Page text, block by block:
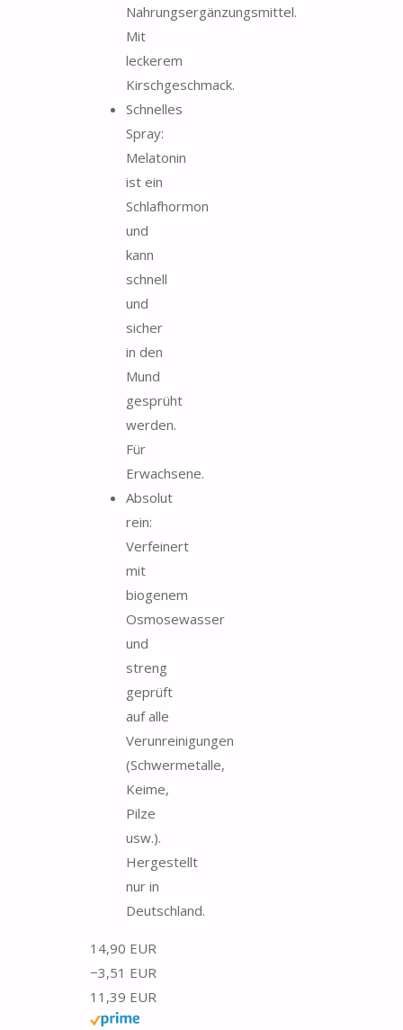
Nahrungsergänzungsmittel.
Mit
leckerem
Kirschgeschmack.
Schnelles
Spray:
Melatonin
ist ein
Schlafhormon
und
kann
schnell
und
sicher
in den
Mund
gesprüht
werden.
Für
Erwachsene.
Absolut
rein:
Verfeinert
mit
biogenem
Osmosewasser
und
streng
geprüft
auf alle
Verunreinigungen
(Schwermetalle,
Keime,
Pilze
usw.).
Hergestellt
nur in
Deutschland.
14,90 EUR
−3,51 EUR
11,39 EUR